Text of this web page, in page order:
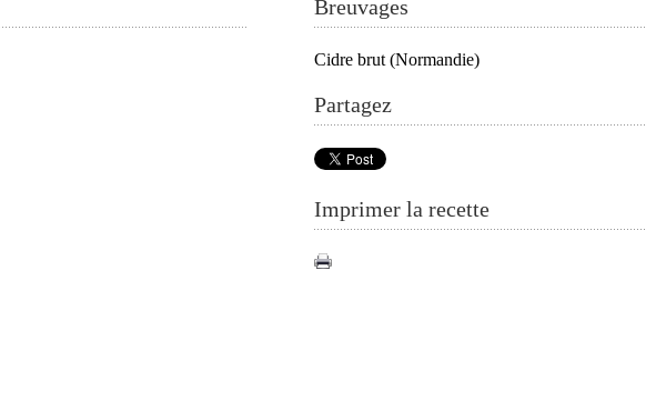
Breuvages
Cidre brut (Normandie)
Partagez
Imprimer la recette